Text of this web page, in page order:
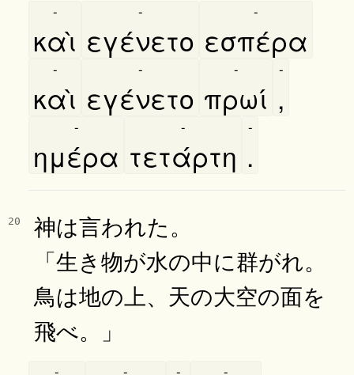
καὶ
-
εγένετο
-
εσπέρα
-
καὶ
-
εγένετο
-
πρωί
-
,
-
ημέρα
-
τετάρτη
-
.
-
20
神は言われた。
「生き物が水の中に群がれ。
鳥は地の上、天の大空の面を
飛べ。」
- - - -